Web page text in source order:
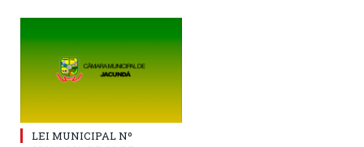
LEI MUNICIPAL Nº